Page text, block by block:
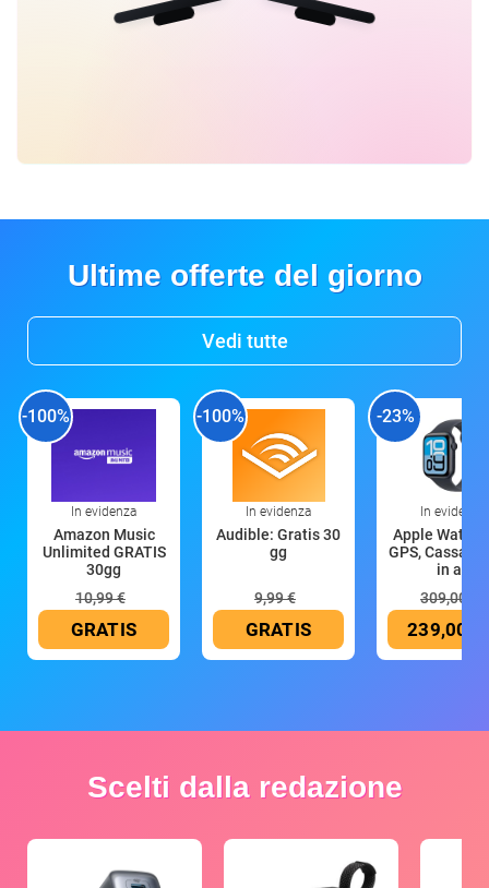
Ultime offerte del giorno
Vedi tutte
-100%
In evidenza
Amazon Music
Unlimited GRATIS
30gg
10,99 €
GRATIS
-100%
In evidenza
Audible: Gratis 30
gg
9,99 €
GRATIS
-23%
In evidenza
Apple Watch
GPS, Cassa
in all
309,00 €
239,00 €
Scelti dalla redazione